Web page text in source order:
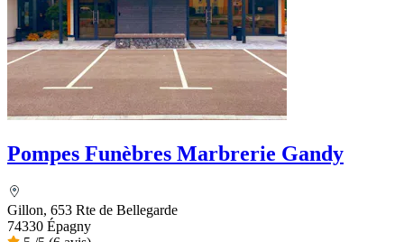
Pompes Funèbres Marbrerie Gandy
Gillon, 653 Rte de Bellegarde
74330 Épagny